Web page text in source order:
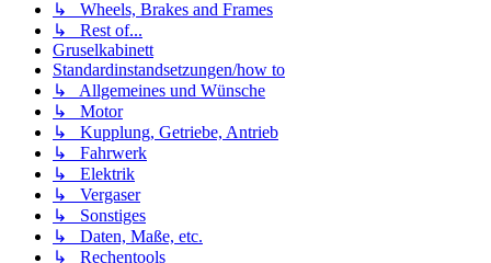
↳ Wheels, Brakes and Frames
↳ Rest of...
Gruselkabinett
Standardinstandsetzungen/how to
↳ Allgemeines und Wünsche
↳ Motor
↳ Kupplung, Getriebe, Antrieb
↳ Fahrwerk
↳ Elektrik
↳ Vergaser
↳ Sonstiges
↳ Daten, Maße, etc.
↳ Rechentools